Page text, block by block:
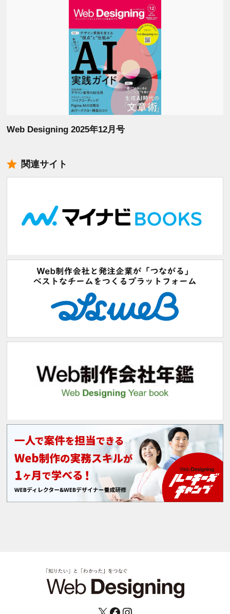
Web Designing 2025年12月号
関連サイト